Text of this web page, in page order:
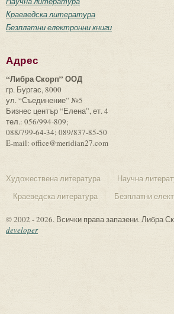
Краеведска литература
Безплатни електронни книги
Адрес
“Либра Скорп” ООД
гр. Бургас, 8000
ул. “Съединение” №5
Бизнес център “Елена”, ет. 4
тел.: 056/994-809;
088/799-64-34; 089/837-85-50
E-mail: office@meridian27.com
Художествена литература
Научна
Краеведска литература
Безплатни
© 2002 - 2026. Всички права запазени. Либра
developer